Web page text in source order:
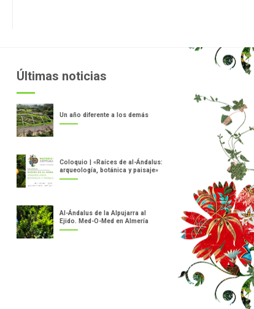
Últimas noticias
Un año diferente a los demás
Coloquio | «Raíces de al-Ándalus:
arqueología, botánica y paisaje»
Al-Ándalus de la Alpujarra al
Ejido. Med-O-Med en Almería